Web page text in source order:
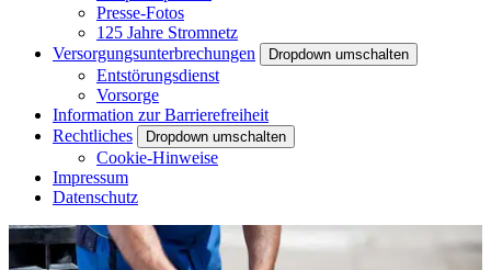
Presse-Fotos
125 Jahre Stromnetz
Versorgungsunterbrechungen
Dropdown umschalten
Entstörungsdienst
Vorsorge
Information zur Barrierefreiheit
Rechtliches
Dropdown umschalten
Cookie-Hinweise
Impressum
Datenschutz